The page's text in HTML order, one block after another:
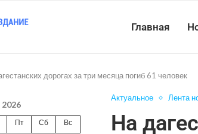
Главная
дорогах за три месяца погиб 61 человек
Актуальное Лента
На
2026
Пт Сб Вс